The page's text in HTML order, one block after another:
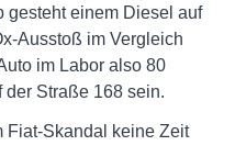
gesteht einem Diesel auf
Ausstoß im Vergleich
im Labor also 80
der Straße 168 sein.
Fiat-Skandal keine Zeit